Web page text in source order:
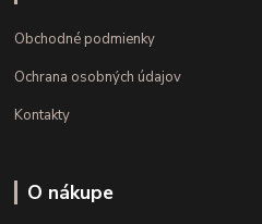
Obchodné podmienky
Ochrana osobných údajov
Kontakty
O nákupe